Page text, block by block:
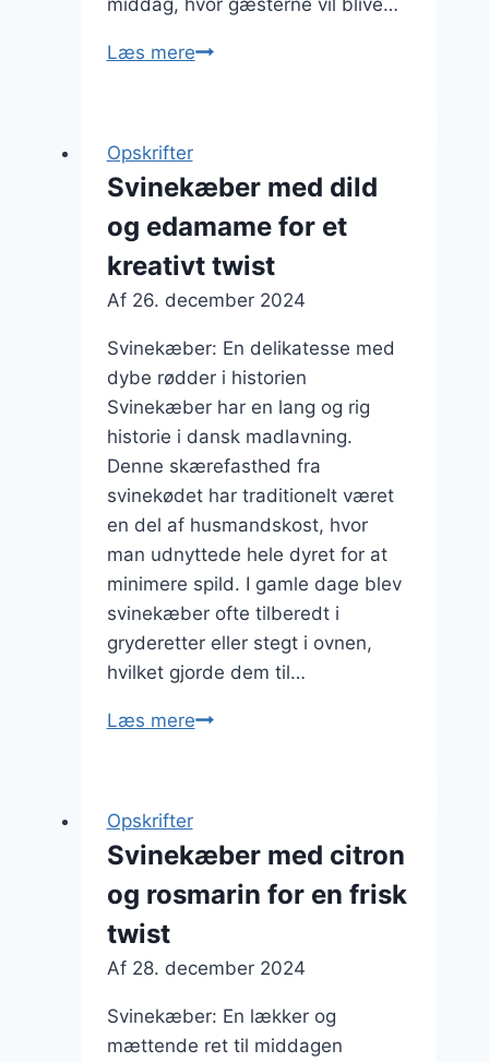
Læs mereSvinekæber
Opskrifter
Svinekæber med dild
og edamame for et
kreativt twist
Af 26. december 2024
Svinekæber: En delikatesse med
dybe rødder i historien
Svinekæber har en lang og rig
historie i dansk madlavning.
Denne skærefasthed fra
svinekødet har traditionelt været
en del af husmandskost, hvor
man udnyttede hele dyret for at
minimere spild. I gamle dage blev
svinekæber ofte tilberedt i
gryderetter eller stegt i ovnen,
hvilket gjorde dem til…
Læs mereSvinekæber
for
et
Opskrifter
Svinekæber med citron
og rosmarin for en frisk
twist
Af 28. december 2024
Svinekæber: En lækker og
mættende ret til middagen